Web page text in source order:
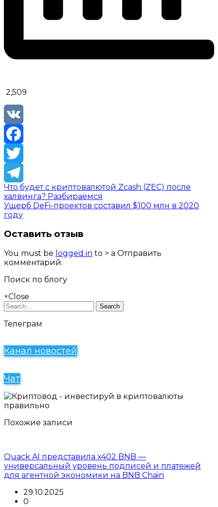
2,509
VK
Facebook
Twitter
Telegram
Что будет с криптовалютой Zcash (ZEC) после
халвинга? Разбираемся
Ущерб DeFi-проектов составил $100 млн в 2020
году
Оставить отзыв
You must be logged in to > a Отправить
комментарий.
Поиск по блогу
×Close
Search
Телеграм
Канал новостей
Чат
Похожие записи
Quack AI представила x402 BNB —
универсальный уровень подписей и платежей
для агентной экономики на BNB Chain
29.10.2025
0